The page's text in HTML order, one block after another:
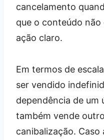
cancelamento
que o conteúdo
ação claro.
Em termos de
ser vendido
dependência de um
também vende
canibalização.